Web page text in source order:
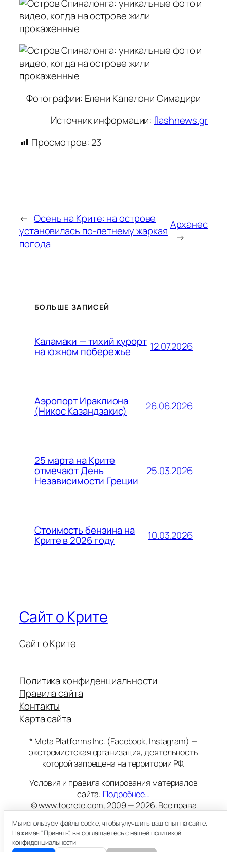
Фотографии: Елени Капелони Симадири
Источник информации:flashnews.gr
Просмотров: 23
← Осень на Крите: на острове
установилась по-летнему жаркая
погода
Арханес
→
БОЛЬШЕ ЗАПИСЕЙ
Каламаки — тихий курорт
на южном побережье 12.07.2026
Аэропорт Ираклиона
(Никос Казандзакис) 26.06.2026
25 марта на Крите
отмечают День
Независимости Греции
25.03.2026
Стоимость бензина на
Крите в 2026 году 10.03.2026
Сайт о Крите
Сайт о Крите
Политика конфиденциальности
Правила сайта
Контакты
Карта сайта
* Meta Platforms Inc. (Facebook, Instagram) —
экстремистская организация, деятельность
которой запрещена на территории РФ.
Условия и правила копирования материалов
сайта: Подробнее…
© www.tocrete.com, 2009 — 2026. Все права
Этот сайт работает на хостингеTimeweb
18+
Мы используем файлы cookie, чтобы улучшить ваш опыт на сайте.
Нажимая "Принять", вы соглашаетесь с нашей политикой
конфиденциальности.